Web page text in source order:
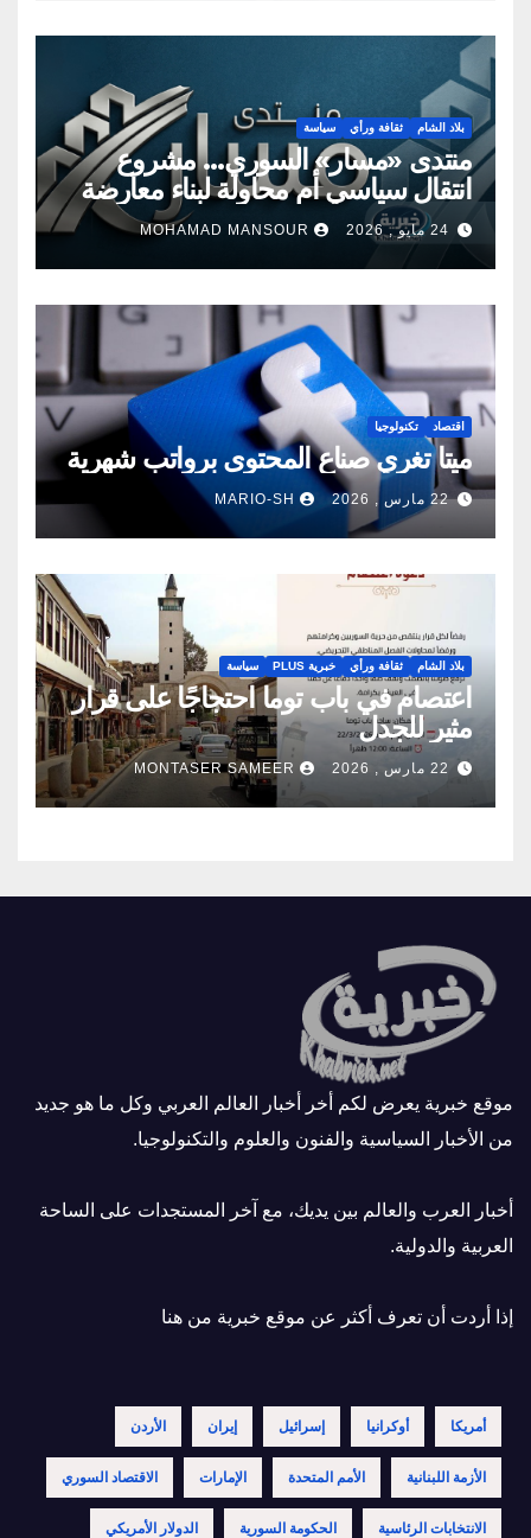
بلاد الشام ثقافة ورأي سياسة
منتدى «مسار» السوري… مشروع
انتقال سياسي أم محاولة لبناء معارضة
جديدة؟
24 مايو , 2026 MOHAMAD MANSOUR
اقتصاد تكنولوجيا
ميتا تغري صناع المحتوى برواتب شهرية
22 مارس , 2026 MARIO-SH
بلاد الشام ثقافة ورأي خبرية PLUS سياسة
اعتصام في باب توما احتجاجًا على قرار
مثير للجدل
22 مارس , 2026 MONTASER SAMEER
موقع خبرية يعرض لكم أخر أخبار العالم العربي وكل ما هو جديد
من الأخبار السياسية والفنون والعلوم والتكنولوجيا.
أخبار العرب والعالم بين يديك، مع آخر المستجدات على الساحة
العربية والدولية.
إذا أردت أن تعرف أكثر عن موقع خبرية من هنا
أمريكا أوكرانيا إسرائيل إيران الأردن
الأزمة اللبنانية الأمم المتحدة الإمارات الاقتصاد السوري
الانتخابات الرئاسية الحكومة السورية الدولار الأمريكي